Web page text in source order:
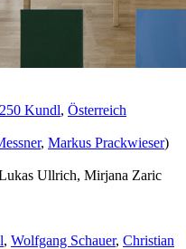
Kundl, Österreich
, Markus Prackwieser)
Ullrich, Mirjana Zaric
, Wolfgang Schauer, Christian